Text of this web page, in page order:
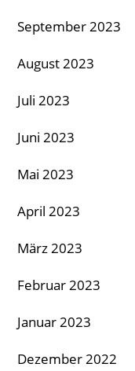
September 2023
August 2023
Juli 2023
Juni 2023
Mai 2023
April 2023
März 2023
Februar 2023
Januar 2023
Dezember 2022